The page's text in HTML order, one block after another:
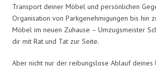
Transport deiner Möbel und persönlichen
Organisation von Parkgenehmigungen bis hin
Möbel im neuen Zuhause – Umzugsmeister
dir mit Rat und Tat zur Seite.
Aber nicht nur der reibungslose Ablauf deines